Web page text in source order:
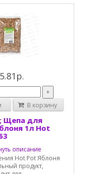
+
В корзину
Щепа для
1л Hot
описание
Hot Pot Яблоня
продукт,